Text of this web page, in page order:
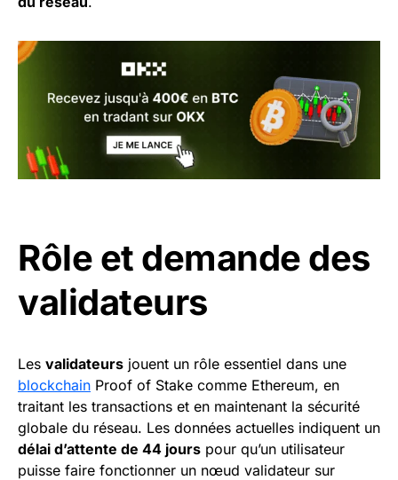
Rôle et demande des
validateurs
Les validateurs jouent un rôle essentiel dans une
blockchain Proof of Stake comme Ethereum, en
traitant les transactions et en maintenant la sécurité
globale du réseau. Les données actuelles indiquent un
délai d’attente de 44 jours pour qu’un utilisateur
puisse faire fonctionner un nœud validateur sur